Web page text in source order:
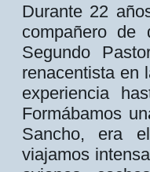
Durante 22
compañero
Segundo
renacentista en
experiencia
Formábamos
Sancho, era
viajamos